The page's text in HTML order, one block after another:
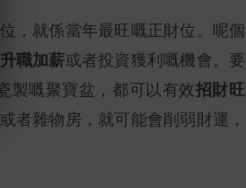
，就係當年最旺嘅正財位。呢個
升職加薪或者投資獲利嘅機會。要
製嘅聚寶盆，都可以有效招財旺
者雜物房，就可能會削弱財運，